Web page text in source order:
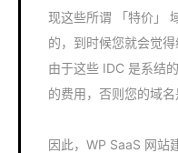
现这些所谓 「特价」
的，到时候您就会觉得
由于这些 IDC 是系结
的费用，否则您的域名
因此，WP SaaS 网站